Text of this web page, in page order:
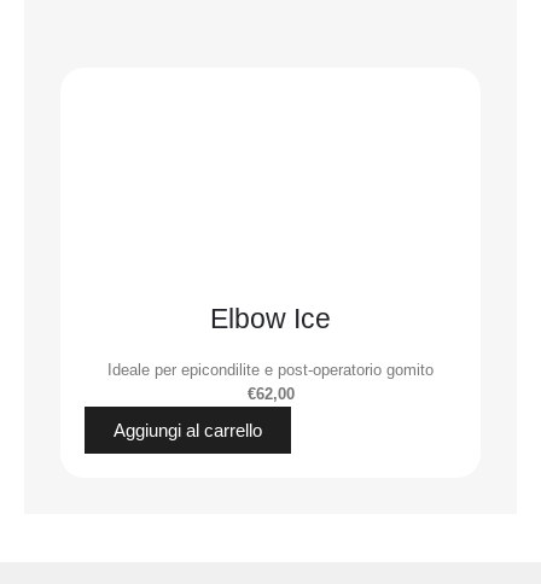
Elbow Ice
Ideale per epicondilite e post-operatorio gomito
€62,00
Aggiungi al carrello